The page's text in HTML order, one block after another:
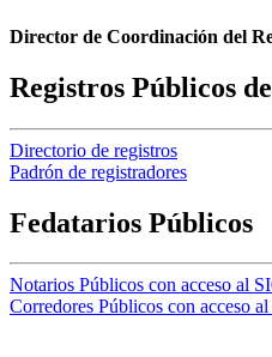
Director de Coordinación del
Registros Públicos
Directorio de registros
Padrón de registradores
Fedatarios Públicos
Notarios Públicos con acceso al
Corredores Públicos con acceso